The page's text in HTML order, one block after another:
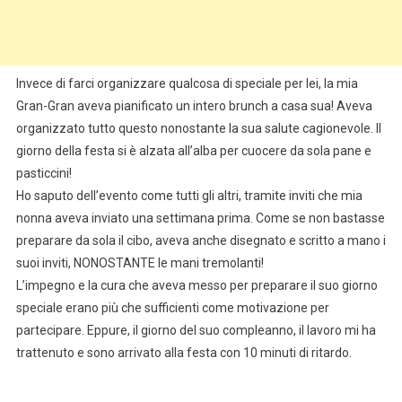
Invece di farci organizzare qualcosa di speciale per lei, la mia
Gran-Gran aveva pianificato un intero brunch a casa sua! Aveva
organizzato tutto questo nonostante la sua salute cagionevole. Il
giorno della festa si è alzata all’alba per cuocere da sola pane e
pasticcini!
Ho saputo dell’evento come tutti gli altri, tramite inviti che mia
nonna aveva inviato una settimana prima. Come se non bastasse
preparare da sola il cibo, aveva anche disegnato e scritto a mano i
suoi inviti, NONOSTANTE le mani tremolanti!
L’impegno e la cura che aveva messo per preparare il suo giorno
speciale erano più che sufficienti come motivazione per
partecipare. Eppure, il giorno del suo compleanno, il lavoro mi ha
trattenuto e sono arrivato alla festa con 10 minuti di ritardo.